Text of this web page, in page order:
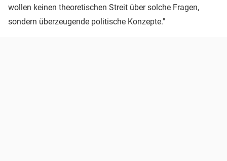
wollen keinen theoretischen Streit über solche Fragen,
sondern überzeugende politische Konzepte."